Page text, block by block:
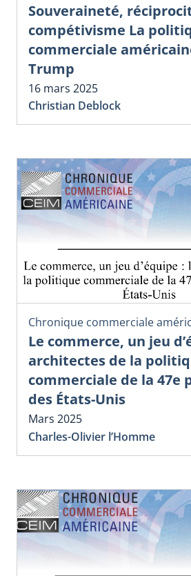
Souveraineté,
compétivisme La
commerciale
Trump
16 mars 2025
Christian Deblock
Chronique commerciale
Le commerce, un jeu
architectes de la
commerciale de la 47e
des États-Unis
Mars 2025
Charles-Olivier l’Homme